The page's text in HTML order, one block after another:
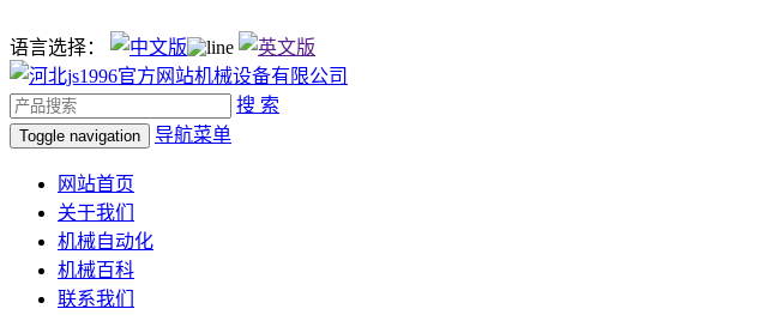
语言选择：
搜 索
Toggle navigation 导航菜单
网站首页
关于我们
机械自动化
机械百科
联系我们